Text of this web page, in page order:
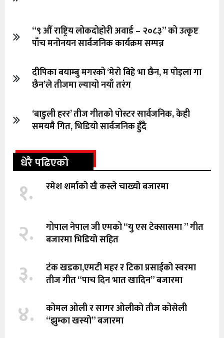
“९ औँ राष्ट्रिय लोकदोहोरी अवार्ड – २०८३” को उत्कृष्ट
पाँच मनोनयन सार्वजनिक कार्यक्रम सम्पन्न
दीपिका बयाम्बु मगरको ‘मेरो बिहे भा छैन, म पोइला गा
छैन’ले तीजमा ल्यायो नयाँ तरंग
‘बाडुली हरर’ तीज गीतको पोस्टर सार्वजनिक, केही
समयमै गित, भिडियो सार्वजनिक हुँदै
धेरै पढिएको
१. रमेश शर्माको खै कस्ले चाख्यो बजारमा
२.
गोपाल नेपाल जी एमको “यु एस टेक्सासमा ” गीत
बजारमा भिडियो सहित
३.
टंक खडका,एमटी महर र टिका प्रसाईको स्वरमा
तीज गीत “पाच दिन भात खादिन” बजारमा
४.
कोमल ओली र सागर ओलीको तीज कोसेली
“झुम्का खस्यो” बजारमा